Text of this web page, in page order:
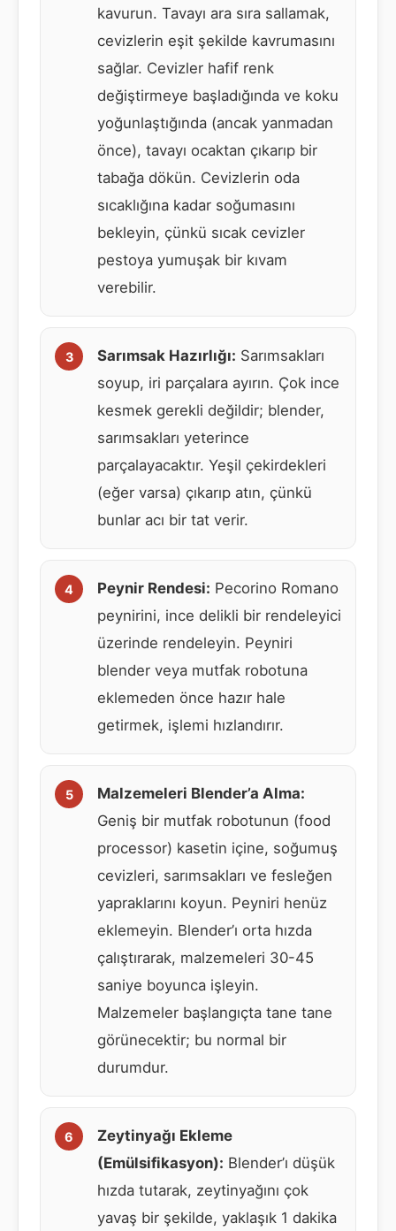
kavurun. Tavayı ara sıra sallamak,
cevizlerin eşit şekilde kavrumasını
sağlar. Cevizler hafif renk
değiştirmeye başladığında ve koku
yoğunlaştığında (ancak yanmadan
önce), tavayı ocaktan çıkarıp bir
tabağa dökün. Cevizlerin oda
sıcaklığına kadar soğumasını
bekleyin, çünkü sıcak cevizler
pestoya yumuşak bir kıvam
verebilir.
Sarımsak Hazırlığı: Sarımsakları
soyup, iri parçalara ayırın. Çok ince
kesmek gerekli değildir; blender,
sarımsakları yeterince
parçalayacaktır. Yeşil çekirdekleri
(eğer varsa) çıkarıp atın, çünkü
bunlar acı bir tat verir.
Peynir Rendesi: Pecorino Romano
peynirini, ince delikli bir rendeleyici
üzerinde rendeleyin. Peyniri
blender veya mutfak robotuna
eklemeden önce hazır hale
getirmek, işlemi hızlandırır.
Malzemeleri Blender’a Alma:
Geniş bir mutfak robotunun (food
processor) kasetin içine, soğumuş
cevizleri, sarımsakları ve fesleğen
yapraklarını koyun. Peyniri henüz
eklemeyin. Blender’ı orta hızda
çalıştırarak, malzemeleri 30-45
saniye boyunca işleyin.
Malzemeler başlangıçta tane tane
görünecektir; bu normal bir
durumdur.
Zeytinyağı Ekleme
(Emülsifikasyon): Blender’ı düşük
hızda tutarak, zeytinyağını çok
yavaş bir şekilde, yaklaşık 1 dakika